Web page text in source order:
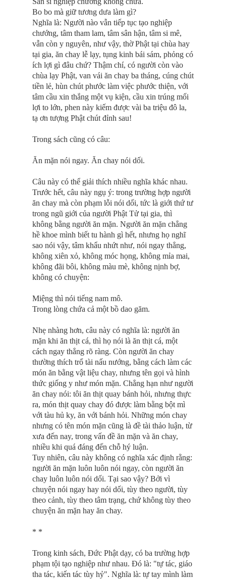
Bo bo mà giữ tương dưa làm gì?
Nghĩa là: Người nào vẫn tiếp tục tạo nghiệp
chướng, tâm tham lam, tâm sân hận, tâm si mê,
vẫn còn y nguyên, như vậy, thờ Phật tại chùa hay
tại gia, ăn chay lễ lạy, tụng kinh bái sám, phỏng có
ích lợi gì đâu chứ? Thậm chí, có người còn vào
chùa lạy Phật, van vái ăn chay ba tháng, cúng chút
tiền lẻ, hùn chút phước làm việc phước thiện, với
tâm cầu xin thắng một vụ kiện, cầu xin trúng mối
lợi to lớn, phen này kiếm được vài ba triệu đô la,
tạ ơn tượng Phật chút đỉnh sau!
Trong sách cũng có câu:
Ăn mặn nói ngay. Ăn chay nói dối.
Câu này có thể giải thích nhiều nghĩa khác nhau.
Trước hết, câu này ngụ ý: trong trường hợp người
ăn chay mà còn phạm lỗi nói dối, tức là giới thứ tư
trong ngũ giới của người Phật Tử tại gia, thì
không bằng người ăn mặn. Người ăn mặn chẳng
hề khoe mình biết tu hành gì hết, nhưng họ nghĩ
sao nói vậy, tâm khẩu nhứt như, nói ngay thẳng,
không xiên xỏ, không móc họng, không mỉa mai,
không đãi bôi, không màu mè, không nịnh bợ,
không có chuyện:
Miệng thì nói tiếng nam mô.
Trong lòng chứa cả một bồ dao găm.
Nhẹ nhàng hơn, câu này có nghĩa là: người ăn
mặn khi ăn thịt cá, thì họ nói là ăn thịt cá, một
cách ngay thẳng rõ ràng. Còn người ăn chay
thường thích trổ tài nấu nướng, bằng cách làm các
món ăn bằng vật liệu chay, nhưng tên gọi và hình
thức giống y như món mặn. Chẳng hạn như người
ăn chay nói: tôi ăn thịt quay bánh hỏi, nhưng thực
ra, món thịt quay chay đó được làm bằng bột mì
với tàu hủ ky, ăn với bánh hỏi. Những món chay
nhưng có tên món mặn cũng là đề tài thảo luận, từ
xưa đến nay, trong vấn đề ăn mặn và ăn chay,
nhiều khi quá đáng đến chỗ hý luận.
Tuy nhiên, câu này không có nghĩa xác định rằng:
người ăn mặn luôn luôn nói ngay, còn người ăn
chay luôn luôn nói dối. Tại sao vậy? Bởi vì
chuyện nói ngay hay nói dối, tùy theo người, tùy
theo cảnh, tùy theo tâm trạng, chứ không tùy theo
chuyện ăn mặn hay ăn chay.
* *
Trong kinh sách, Ðức Phật dạy, có ba trường hợp
phạm tội tạo nghiệp như nhau. Ðó là: "tự tác, giáo
tha tác, kiến tác tùy hỷ". Nghĩa là: tự tay mình làm